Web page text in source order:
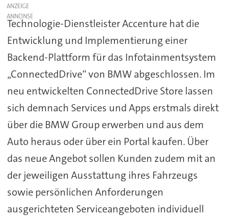
ANZEIGE
Technologie-Dienstleister Accenture hat die
Entwicklung und Implementierung einer
Backend-Plattform für das Infotainmentsystem
„ConnectedDrive“ von BMW abgeschlossen. Im
neu entwickelten ConnectedDrive Store lassen
sich demnach Services und Apps erstmals direkt
über die BMW Group erwerben und aus dem
Auto heraus oder über ein Portal kaufen. Über
das neue Angebot sollen Kunden zudem mit an
der jeweiligen Ausstattung ihres Fahrzeugs
sowie persönlichen Anforderungen
ausgerichteten Serviceangeboten individuell